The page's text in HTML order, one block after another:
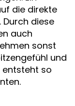
die direkte
diese
auch
sonst
und
entsteht so